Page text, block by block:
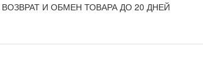
ВОЗВРАТ И ОБМЕН ТОВАРА ДО 20 ДНЕЙ